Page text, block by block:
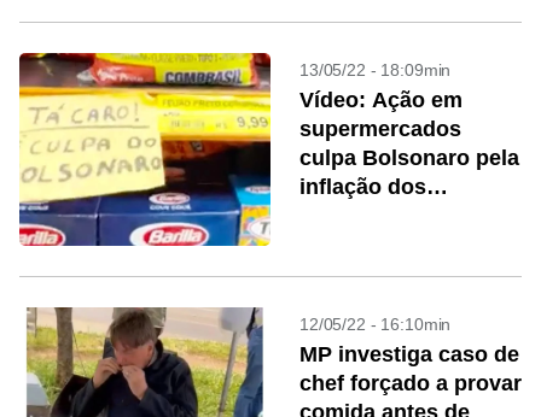
13/05/22 - 18:09min
Vídeo: Ação em
supermercados
culpa Bolsonaro pela
inflação dos
12/05/22 - 16:10min
MP investiga caso de
chef forçado a provar
comida antes de